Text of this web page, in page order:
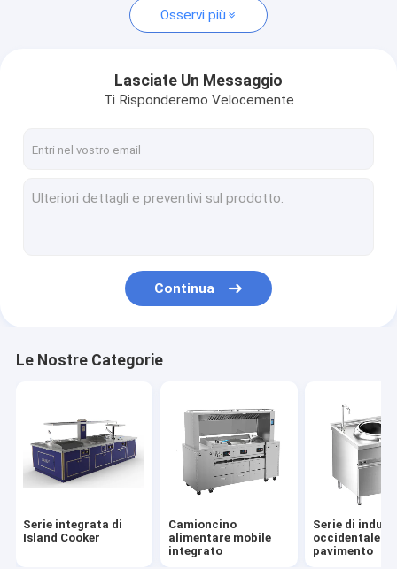
Serie integrata di Island Cooker
Serie di induzione occidentale a pavimento
Serie elettrica occidentale a pavimento
Serie elettrica inclinabile
Inserito nella serie di induzione
Costruito in serie elettrica
Serie di induzione per desktop
Serie elettrica per desktop
Osservi più
Lasciate Un Messaggio
Ti Risponderemo Velocemente
Continua
Le Nostre Categorie
Serie integrata di
Island Cooker
Camioncino
alimentare mobile
integrato
Serie di
occidentale a
pavimento